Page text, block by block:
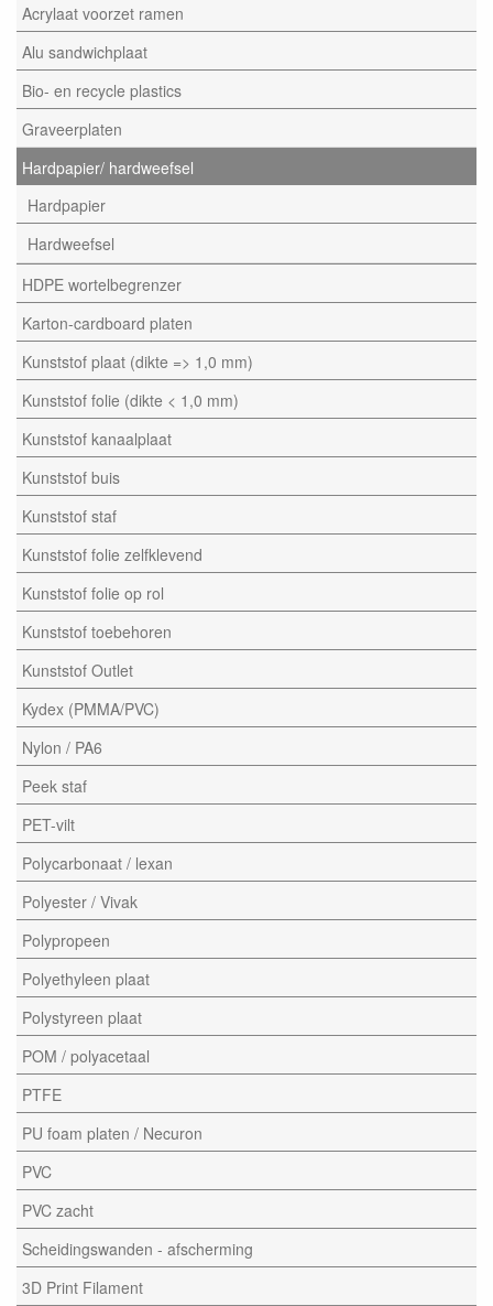
Acrylaat voorzet ramen
Alu sandwichplaat
Bio- en recycle plastics
Graveerplaten
Hardpapier/ hardweefsel
Hardpapier
Hardweefsel
HDPE wortelbegrenzer
Karton-cardboard platen
Kunststof plaat (dikte => 1,0 mm)
Kunststof folie (dikte < 1,0 mm)
Kunststof kanaalplaat
Kunststof buis
Kunststof staf
Kunststof folie zelfklevend
Kunststof folie op rol
Kunststof toebehoren
Kunststof Outlet
Kydex (PMMA/PVC)
Nylon / PA6
Peek staf
PET-vilt
Polycarbonaat / lexan
Polyester / Vivak
Polypropeen
Polyethyleen plaat
Polystyreen plaat
POM / polyacetaal
PTFE
PU foam platen / Necuron
PVC
PVC zacht
Scheidingswanden - afscherming
3D Print Filament